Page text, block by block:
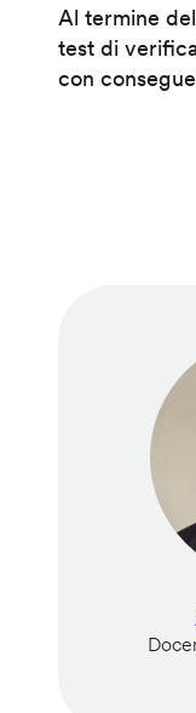
Al termine
test di
con